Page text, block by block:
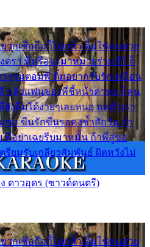
ากเชื่อถือก็ไม่กล้า ติ๋มใช่คนสวย
ตรา พี่หรือจะมาหมายร่วมชีวี ก็
ๆรุมตอมพี่ ติ๋มอยากรับรักเหมือน
กลัวแฟนของพี่ชี้หน้าด่าทอ ก็คน
งลืมได้ง่ายๆเลยหนอ แค่ตัวเรา
ซ่อ ขืนรักขืนรอคงช้ำสักวัน ถ้า
พี่อย่าเฉยรีบมาหมั้น ถ้าพี่สู่ขอ
รียมรับเกลียวสัมพันธ์ ผิดหวังไม่
ดาวอุดร (ซาวด์ดนตรี)
ากเชื่อถือก็ไม่กล้า ติ๋มใช่คนสวย